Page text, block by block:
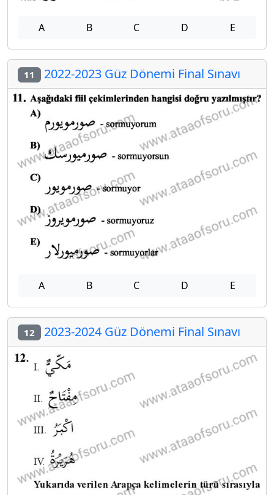
A B C D E
11 2022-2023 Güz Dönemi Final Sınavı
A B C D E
12 2023-2024 Güz Dönemi Final Sınavı